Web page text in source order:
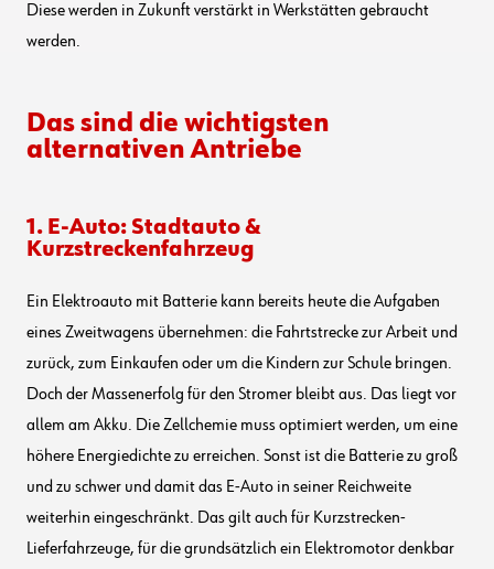
Diese werden in Zukunft verstärkt in Werkstätten gebraucht
werden.
Das sind die wichtigsten
alternativen Antriebe
1. E-Auto: Stadtauto &
Kurzstreckenfahrzeug
Ein Elektroauto mit Batterie kann bereits heute die Aufgaben
eines Zweitwagens übernehmen: die Fahrtstrecke zur Arbeit und
zurück, zum Einkaufen oder um die Kindern zur Schule bringen.
Doch der Massenerfolg für den Stromer bleibt aus. Das liegt vor
allem am Akku. Die Zellchemie muss optimiert werden, um eine
höhere Energiedichte zu erreichen. Sonst ist die Batterie zu groß
und zu schwer und damit das E-Auto in seiner Reichweite
weiterhin eingeschränkt. Das gilt auch für Kurzstrecken-
Lieferfahrzeuge, für die grundsätzlich ein Elektromotor denkbar